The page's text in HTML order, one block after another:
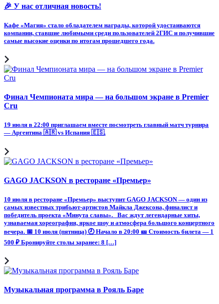
🎉 У нас отличная новость!
Кафе «Магия» стало обладателем награды, которой удостаиваются
компании, ставшие любимыми среди пользователей 2ГИС и получившие
самые высокие оценки по итогам прошедшего года.
Финал Чемпионата мира — на большом экране в Premier
Cru
19 июля в 22:00 приглашаем вместе посмотреть главный матч турнира
— Аргентина 🇦🇷 vs Испания 🇪🇸.
GAGO JACKSON в ресторане «Премьер»
10 июля в ресторане «Премьер» выступит GAGO JACKSON — один из
самых известных трибьют-артистов Майкла Джексона, финалист и
победитель проекта «Минута славы». Вас ждут легендарные хиты,
узнаваемая хореография, яркое шоу и атмосфера большого концертного
вечера. 📅 10 июля (пятница) 🕗 Начало в 20:00 🎫 Стоимость билета — 1
500 ₽ Бронируйте столы заранее: 8 […]
Музыкальная программа в Рояль Баре